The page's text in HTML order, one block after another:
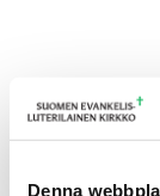
Denna